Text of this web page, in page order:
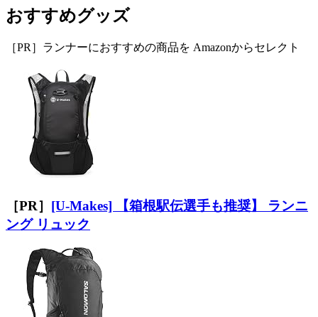
おすすめグッズ
［PR］ランナーにおすすめの商品を Amazonからセレクト
［PR］ [U-Makes] 【箱根駅伝選手も推奨】 ランニ
ング リュック